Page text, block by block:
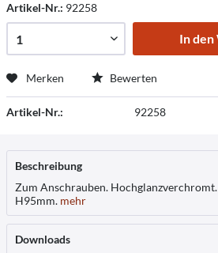
Artikel-Nr.: 92258
In den
Merken Bewerten
Artikel-Nr.: 92258
Beschreibung
Zum Anschrauben.
H95mm. mehr
Downloads